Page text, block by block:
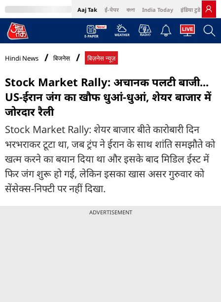
Aaj Tak ई-पेपर বাংলা India Today इंडिया टुडे हिंदी
MumbaiTak Cosmopolitan Harper's Bazaar Northeast
Hindi News बिजनेस बिज़नेस न्यूज़
Stock Market Rally: अचानक पलटी बाजी...
US-ईरान जंग का खौफ धुआं-धुआं, शेयर बाजार में
जोरदार रैली
Stock Market Rally: शेयर बाजार बीते कारोबारी दिन
भरभराकर टूटा था, जब ट्रंप ने ईरान के साथ शांति समझौते को
खत्म करने का बयान दिया था और इसके बाद मिडिल ईस्ट में
फिर जंग शुरू हो गई, लेकिन इसका खास असर गुरुवार को
सेंसेक्स-निफ्टी पर नहीं दिखा.
ADVERTISEMENT